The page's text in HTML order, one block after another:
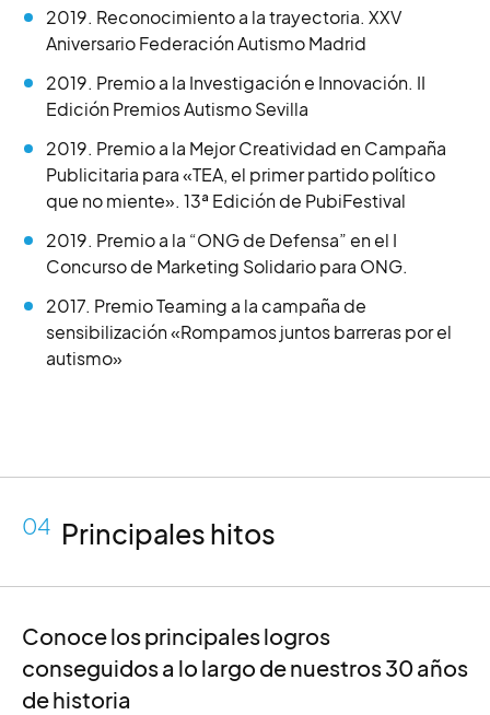
2019. Reconocimiento a la trayectoria. XXV
Aniversario Federación Autismo Madrid
2019. Premio a la Investigación e Innovación. II
Edición Premios Autismo Sevilla
2019. Premio a la Mejor Creatividad en Campaña
Publicitaria para «TEA, el primer partido político
que no miente». 13ª Edición de PubiFestival
2019. Premio a la “ONG de Defensa” en el I
Concurso de Marketing Solidario para ONG.
2017. Premio Teaming a la campaña de
sensibilización «Rompamos juntos barreras por el
autismo»
04 Principales hitos
Conoce los principales logros
conseguidos a lo largo de nuestros 30 años
de historia